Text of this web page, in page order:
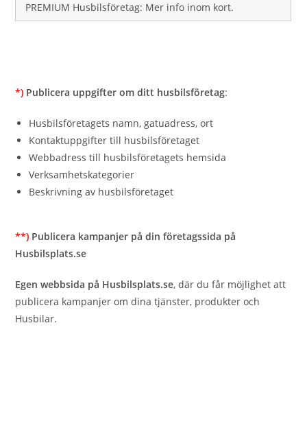
PREMIUM Husbilsföretag: Mer info inom kort.
*) Publicera uppgifter om ditt husbilsföretag:
Husbilsföretagets namn, gatuadress, ort
Kontaktuppgifter till husbilsföretaget
Webbadress till husbilsföretagets hemsida
Verksamhetskategorier
Beskrivning av husbilsföretaget
**) Publicera kampanjer på din företagssida på
Husbilsplats.se
Egen webbsida på Husbilsplats.se, där du får möjlighet att
publicera kampanjer om dina tjänster, produkter och
Husbilar.